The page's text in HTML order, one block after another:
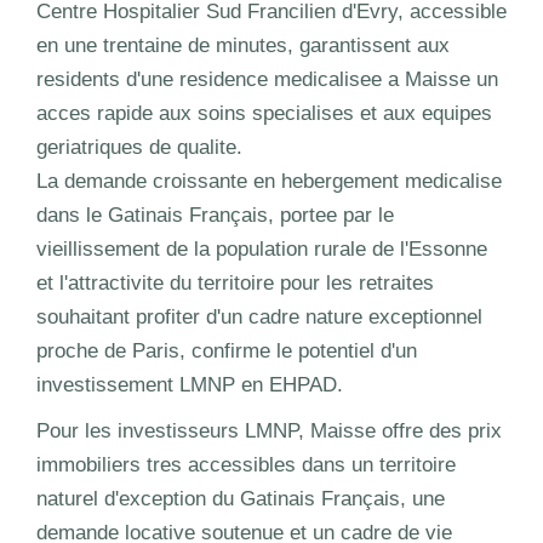
Centre Hospitalier Sud Francilien d'Evry, accessible
en une trentaine de minutes, garantissent aux
residents d'une residence medicalisee a Maisse un
acces rapide aux soins specialises et aux equipes
geriatriques de qualite.
La demande croissante en hebergement medicalise
dans le Gatinais Français, portee par le
vieillissement de la population rurale de l'Essonne
et l'attractivite du territoire pour les retraites
souhaitant profiter d'un cadre nature exceptionnel
proche de Paris, confirme le potentiel d'un
investissement LMNP en EHPAD.
Pour les investisseurs LMNP, Maisse offre des prix
immobiliers tres accessibles dans un territoire
naturel d'exception du Gatinais Français, une
demande locative soutenue et un cadre de vie